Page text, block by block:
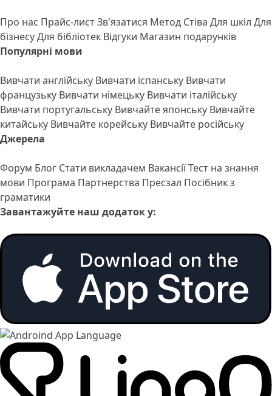
Про нас Прайс-листЗв'язатися Метод Стіва Для шкіл Для
бізнесуДля бібліотек Відгуки Магазин подарунків
Популярні мови
Вивчати англійську Вивчати іспанську Вивчати
французьку Вивчати німецьку Вивчати італійську
Вивчати португальську Вивчайте японську Вивчайте
китайську Вивчайте корейську Вивчайте російську
Джерела
Форум Блог Стати викладачем ВакансіїТест на знання
мови Програма Партнерства Пресзал Посібник з
граматики
Завантажуйте наш додаток у: